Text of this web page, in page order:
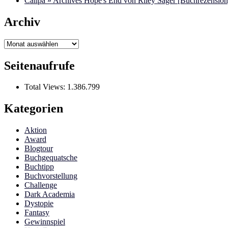
Archiv
Archiv
Seitenaufrufe
Total Views: 1.386.799
Kategorien
Aktion
Award
Blogtour
Buchgequatsche
Buchtipp
Buchvorstellung
Challenge
Dark Academia
Dystopie
Fantasy
Gewinnspiel